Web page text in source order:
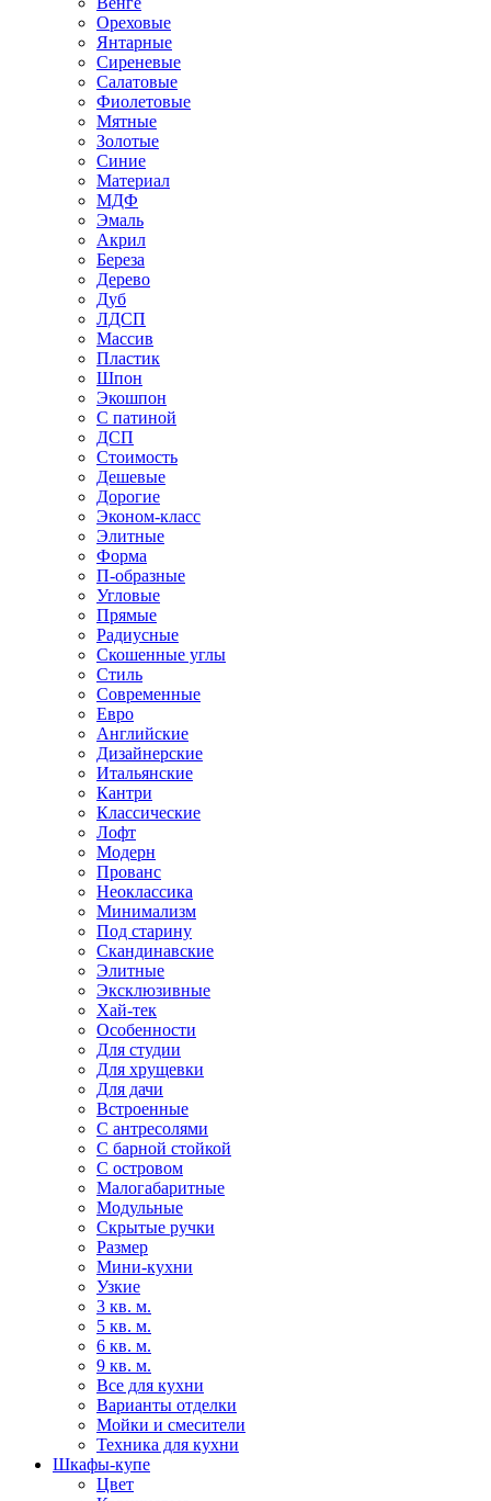
Ореховые
Янтарные
Сиреневые
Салатовые
Фиолетовые
Мятные
Золотые
Синие
Материал
МДФ
Эмаль
Акрил
Береза
Дерево
Дуб
ЛДСП
Массив
Пластик
Шпон
Экошпон
С патиной
ДСП
Стоимость
Дешевые
Дорогие
Эконом-класс
Элитные
Форма
П-образные
Угловые
Прямые
Радиусные
Скошенные углы
Стиль
Современные
Евро
Английские
Дизайнерские
Итальянские
Кантри
Классические
Лофт
Модерн
Прованс
Неоклассика
Минимализм
Под старину
Скандинавские
Элитные
Эксклюзивные
Хай-тек
Особенности
Для студии
Для хрущевки
Для дачи
Встроенные
С антресолями
С барной стойкой
С островом
Малогабаритные
Модульные
Скрытые ручки
Размер
Мини-кухни
Узкие
3 кв. м.
5 кв. м.
6 кв. м.
9 кв. м.
Все для кухни
Варианты отделки
Мойки и смесители
Техника для кухни
Шкафы-купе
Цвет